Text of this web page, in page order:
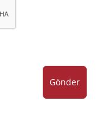
Gönder